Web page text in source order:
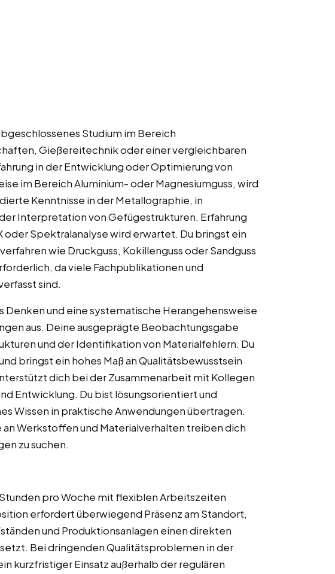
Studium im Bereich
Gießereitechnik oder einer vergleichbaren
in der Entwicklung oder Optimierung von
im Bereich Aluminium- oder Magnesiumguss, wird
Kenntnisse in der Metallographie, in
Interpretation von Gefügestrukturen. Erfahrung
oder Spektralanalyse wird erwartet. Du bringst ein
wie Druckguss, Kokillenguss oder Sandguss
da viele Fachpublikationen und
sind.
Denken und eine systematische Herangehensweise
aus. Deine ausgeprägte Beobachtungsgabe
und der Identifikation von Materialfehlern. Du
bringst ein hohes Maß an Qualitätsbewusstsein
dich bei der Zusammenarbeit mit Kollegen
Entwicklung. Du bist lösungsorientiert und
Wissen in praktische Anwendungen übertragen.
Werkstoffen und Materialverhalten treiben dich
zu suchen.
pro Woche mit flexiblen Arbeitszeiten
erfordert überwiegend Präsenz am Standort,
und Produktionsanlagen einen direkten
Bei dringenden Qualitätsproblemen in der
kurzfristiger Einsatz außerhalb der regulären